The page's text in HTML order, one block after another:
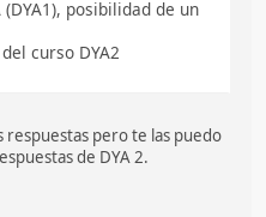
(DYA1), posibilidad de un
curso DYA2
respuestas pero te las puedo
de DYA 2.